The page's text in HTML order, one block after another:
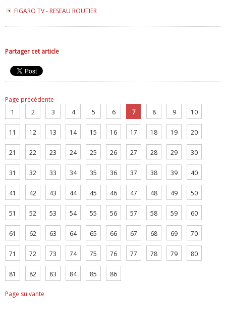
FIGARO TV - RESEAU ROUTIER
Partager cet article
Page précédente
1
2 3 4 5 6 7 8 9 10
11 12 13 14 15 16 17 18 19 20
21 22 23 24 25 26 27 28 29 30
31 32 33 34 35 36 37 38 39 40
41 42 43 44 45 46 47 48 49 50
51 52 53 54 55 56 57 58 59 60
61 62 63 64 65 66 67 68 69 70
71 72 73 74 75 76 77 78 79 80
81 82 83 84 85 86
Page suivante